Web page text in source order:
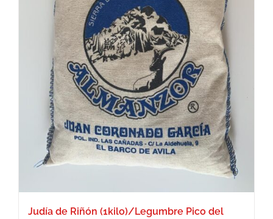
Judía de Riñón (1kilo)/Legumbre Pico del